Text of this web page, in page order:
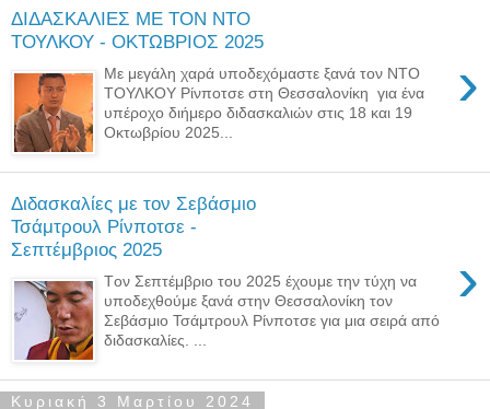
ΔΙΔΑΣΚΑΛΙΕΣ ΜΕ ΤΟΝ ΝΤΟ
ΤΟΥΛΚΟΥ - ΟΚΤΩΒΡΙΟΣ 2025
›
Με μεγάλη χαρά υποδεχόμαστε ξανά τον ΝΤΟ
ΤΟΥΛΚΟΥ Ρίνποτσε στη Θεσσαλονίκη για ένα
υπέροχο διήμερο διδασκαλιών στις 18 και 19
Οκτωβρίου 2025...
Διδασκαλίες με τον Σεβάσμιο
Τσάμτρουλ Ρίνποτσε -
Σεπτέμβριος 2025
›
Tον Σεπτέμβριο του 2025 έχουμε την τύχη να
υποδεχθούμε ξανά στην Θεσσαλονίκη τον
Σεβάσμιο Τσάμτρουλ Ρίνποτσε για μια σειρά από
διδασκαλίες. ...
Κυριακή 3 Μαρτίου 2024